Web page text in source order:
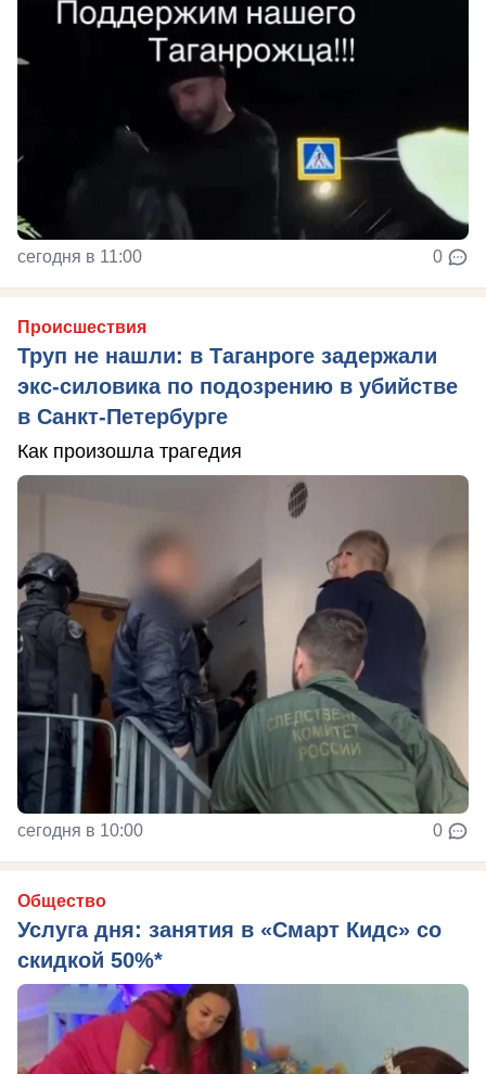
сегодня в 11:00 0
Происшествия
Труп не нашли: в Таганроге задержали
экс-силовика по подозрению в убийстве
в Санкт-Петербурге
Как произошла трагедия
сегодня в 10:00 0
Общество
Услуга дня: занятия в «Смарт Кидс» со
скидкой 50%*